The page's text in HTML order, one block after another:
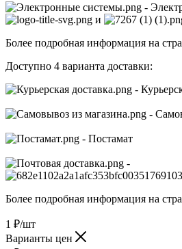
-
и
Более подробная информация на
Доступно 4 варианта доставки:
-
-
- Постамат
-
Более подробная информация на
1 ₽/шт
Варианты цен